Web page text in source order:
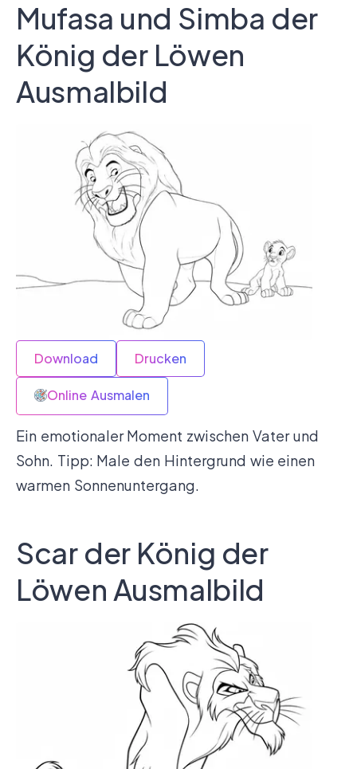
Mufasa und Simba der
König der Löwen
Ausmalbild
Download Drucken
Online Ausmalen
Ein emotionaler Moment zwischen Vater und
Sohn. Tipp: Male den Hintergrund wie einen
warmen Sonnenuntergang.
Scar der König der
Löwen Ausmalbild